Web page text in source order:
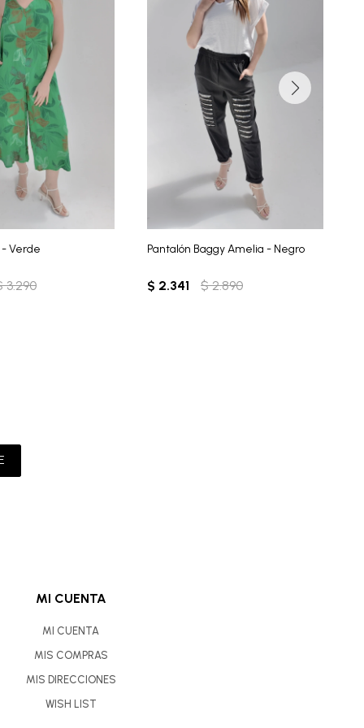
Verde
3.290
Pantalón Baggy Amelia - Negro
$ 2.341 $ 2.890
MI CUENTA
MI CUENTA
MIS COMPRAS
MIS DIRECCIONES
WISH LIST